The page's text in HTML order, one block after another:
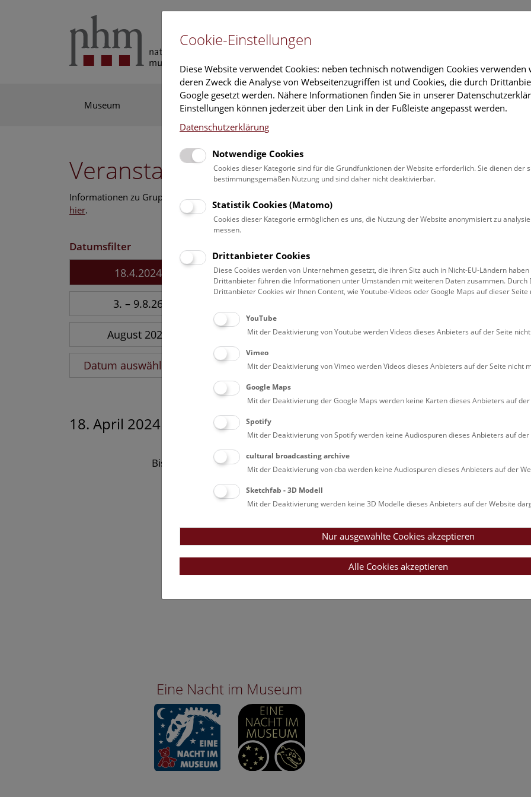
Museum Ausstellung Forschung Führungen & Aktivitäten Deck 50
Veranstaltungskalender
Informationen zu Gruppen,- Kindergarten- und Schulprogrammen finden Sie
hier.
Datumsfilter
18.4.2024
3. – 9.8.26
August 2026
Datum auswählen
Erwachsene (0)
Familien (0)
Führungen &
Kulinarik &
18. April 2024
Bisher keine Ergebnisse. Dienstags ist das NHM Wien in der Regel geschlossen.
Eine Nacht im Museum
Cookie-Einstellungen
Diese Website verwendet Cookies: neben technisch notwendigen Cookies verwenden
deren Zweck die Analyse von Webseitenzugriffen ist und Cookies, die durch
Google gesetzt werden. Nähere Informationen finden Sie in unserer
Einstellungen können jederzeit über den Link in der Fußleiste angepasst werden.
Datenschutzerklärung
Notwendige Cookies
Cookies dieser Kategorie sind für die Grundfunktionen der Website erforderlich. Sie dienen der
bestimmungsgemäßen Nutzung und sind daher nicht deaktivierbar.
Statistik Cookies (Matomo)
Cookies dieser Kategorie ermöglichen es uns, die Nutzung der Website anonymisiert zu
messen.
Drittanbieter Cookies
Diese Cookies werden von Unternehmen gesetzt, die ihren Sitz auch in Nicht-EU-Ländern haben
Drittanbieter führen die Informationen unter Umständen mit weiteren Daten zusammen. Durch
Drittanbieter Cookies wir Ihnen Content, wie Youtube-Videos oder Google Maps auf dieser
YouTube
Mit der Deaktivierung von Youtube werden Videos dieses Anbieters auf der Seite
Vimeo
Mit der Deaktivierung von Vimeo werden Videos dieses Anbieters auf der Seite nicht
Google Maps
Mit der Deaktivierung der Google Maps werden keine Karten dieses Anbieters auf
Spotify
Mit der Deaktivierung von Spotify werden keine Audiospuren dieses Anbieters auf
cultural broadcasting archive
Mit der Deaktivierung von cba werden keine Audiospuren dieses Anbieters auf der
Sketchfab - 3D Modell
Mit der Deaktivierung werden keine 3D Modelle dieses Anbieters auf der Website
Nur ausgewählte Cookies akzeptieren
Alle Cookies akzeptieren